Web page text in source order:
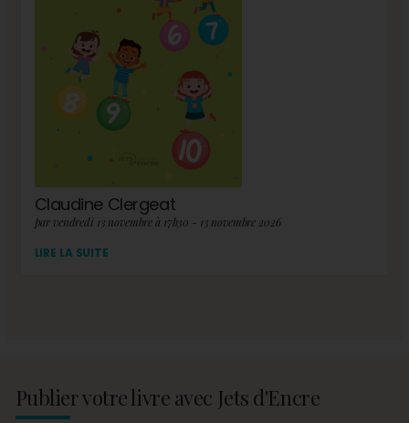
Claudine Clergeat
par vendredi 13 novembre à 17h30 - 13 novembre 2026
LIRE LA SUITE
Publier votre livre avec Jets d'Encre